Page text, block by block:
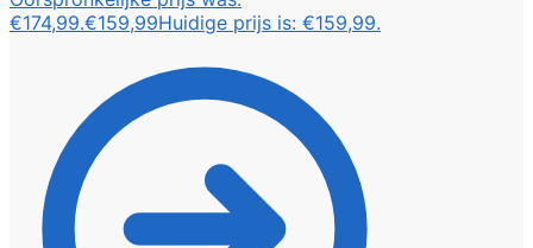
€174,99.€159,99Huidige prijs is: €159,99.